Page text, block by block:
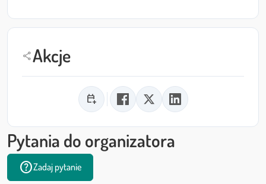
shareAkcje
calendar_add_on
Pytania do organizatora
helpZadaj pytanie